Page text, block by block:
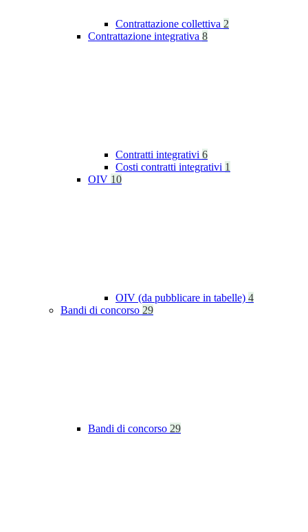
Contrattazione collettiva 2
Contrattazione integrativa 8
Contratti integrativi 6
Costi contratti integrativi 1
OIV 10
OIV (da pubblicare in tabelle) 4
Bandi di concorso 29
Bandi di concorso 29